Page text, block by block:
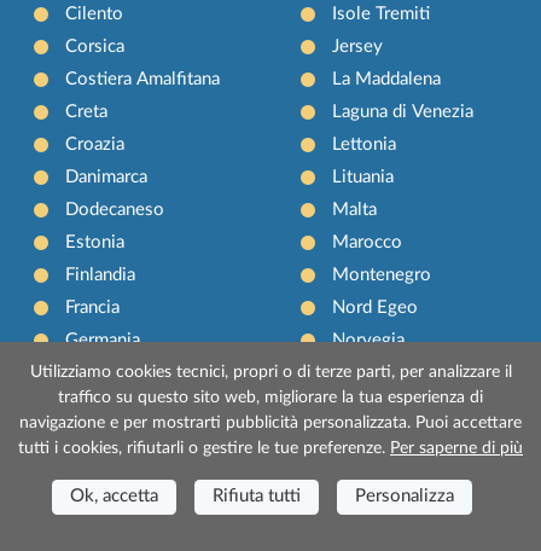
Cilento
Corsica
Costiera Amalfitana
Creta
Croazia
Danimarca
Dodecaneso
Estonia
Finlandia
Francia
Germania
Gran Bretagna
Gran Canaria
Grecia
Irlanda
Isole Tremiti
Jersey
La Maddalena
Laguna di Venezia
Lettonia
Lituania
Malta
Marocco
Montenegro
Nord Egeo
Norvegia
Paesi Bassi
Pantelleria
Polonia
Procida
Utilizziamo cookies tecnici, propri o di terze parti, per analizzare il
traffico su questo sito web, migliorare la tua esperienza di
navigazione e per mostrarti pubblicità personalizzata. Puoi accettare
tutti i cookies, rifiutarli o gestire le tue preferenze. Per saperne di più
Ok, accetta Rifiuta tutti Personalizza